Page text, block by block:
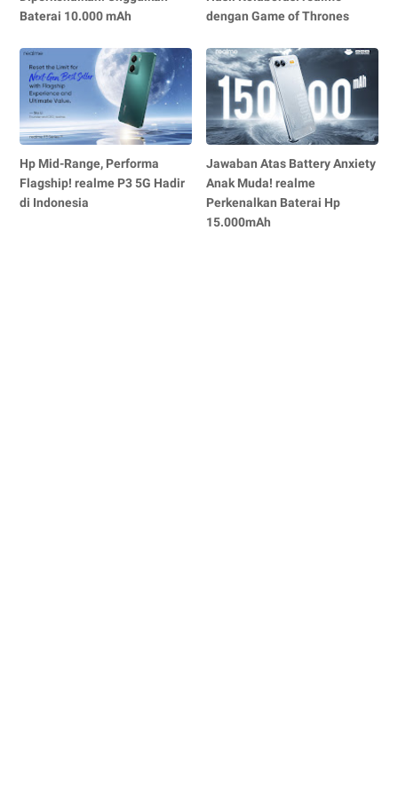
Baterai 10.000 mAh
dengan Game of Thrones
Hp Mid-Range, Performa
Flagship! realme P3 5G Hadir
di Indonesia
Jawaban Atas Battery Anxiety
Anak Muda! realme
Perkenalkan Baterai Hp
15.000mAh